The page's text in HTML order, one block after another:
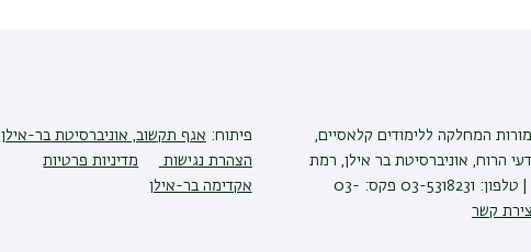
המחלקה ללימודים קלאסיים,
הרוח, אוניברסיטת בר אילן, רמת
גן 5290002 | טלפון: 03-5318231 פקס: 03-
קשר
פיתוח: אגף תקשוב, אוניברסיטת בר-אילן
הצהרת נגישות
מדיניות פרטיות
אקדימה בר-אילן